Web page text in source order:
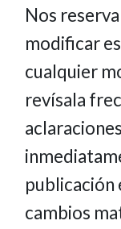
Nos
modificar
cualquier
revísala
publicación
cambios